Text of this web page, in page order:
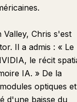
Chris s'est
Il a admis : « Le
le récit
IA. » De la
optiques
d'une baisse du